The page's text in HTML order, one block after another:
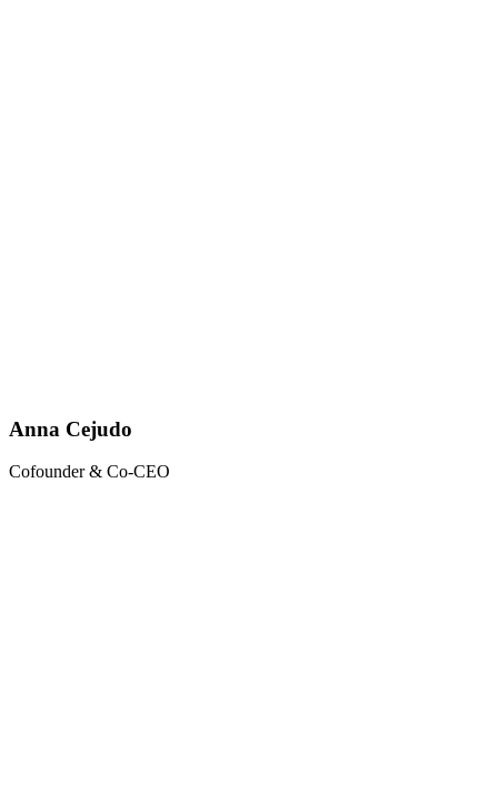
Anna Cejudo
Cofounder & Co-CEO